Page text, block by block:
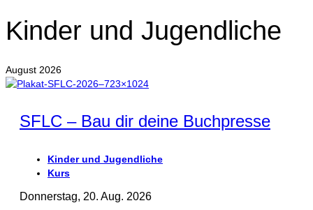
Kinder und Jugendliche
August 2026
SFLC – Bau dir deine Buchpresse
Kinder und Jugendliche
Kurs
Donnerstag, 20. Aug. 2026